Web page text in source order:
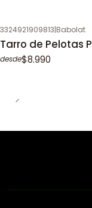
3324921909813|Babolat
Tarro de Pelotas
desde$8.990